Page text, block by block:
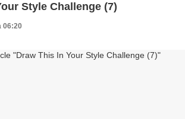
Style Challenge (7)
06:20